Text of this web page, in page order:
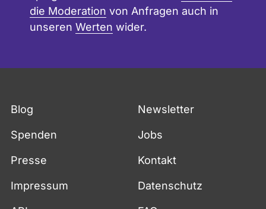
die Moderation von Anfragen auch in
unseren Werten wider.
Blog Newsletter
Spenden Jobs
Presse Kontakt
Impressum Datenschutz